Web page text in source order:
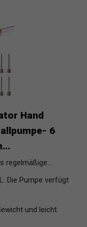
Hand
6
regelmäßige...
Die Pumpe verfügt
und leicht